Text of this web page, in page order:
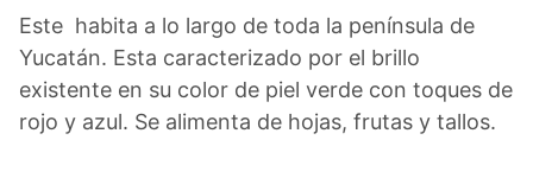
Este habita a lo largo de toda la península de
Yucatán. Esta caracterizado por el brillo
existente en su color de piel verde con toques de
rojo y azul. Se alimenta de hojas, frutas y tallos.